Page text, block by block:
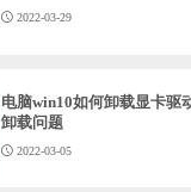
2022-03-29
电脑win10如何卸载显卡驱
卸载问题
2022-03-05